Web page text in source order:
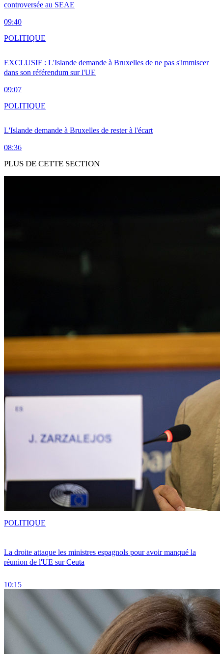
controversée au SEAE
09:40
EXCLUSIF : L'Islande demande à Bruxelles de ne pas s'immiscer
dans son référendum sur l'UE
09:07
POLITIQUE
L'Islande demande à Bruxelles de rester à l'écart
08:36
POLITIQUE
PLUS DE CETTE SECTION
La droite attaque les ministres espagnols pour avoir manqué la
réunion de l'UE sur Ceuta
10:15
POLITIQUE